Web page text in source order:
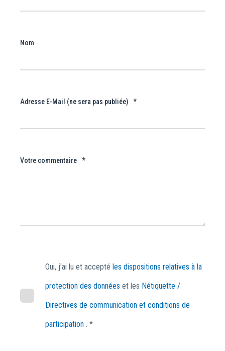
Nom
Adresse E-Mail (ne sera pas publiée) *
Votre commentaire *
Oui, j'ai lu et accepté les dispositions relatives à la
protection des données et les Nétiquette /
Directives de communication et conditions de
participation . *